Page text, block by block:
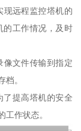
现远程监控塔机的
的工作情况，及时
像文件传输到指定
档。
了提高塔机的安全
作状态。